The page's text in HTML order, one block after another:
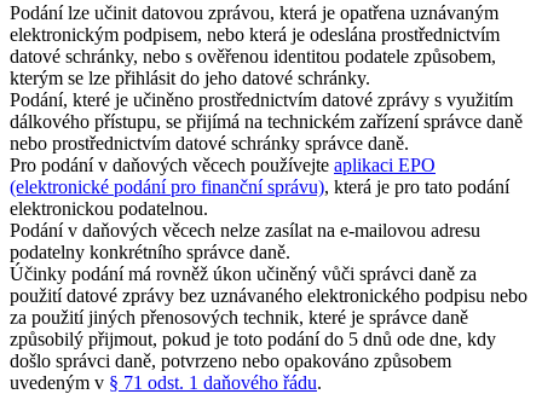
Podání lze učinit datovou zprávou, která je opatřena uznávaným
elektronickým podpisem, nebo která je odeslána prostřednictvím
datové schránky, nebo s ověřenou identitou podatele způsobem,
kterým se lze přihlásit do jeho datové schránky.
Podání, které je učiněno prostřednictvím datové zprávy s využitím
dálkového přístupu, se přijímá na technickém zařízení správce daně
nebo prostřednictvím datové schránky správce daně.
Pro podání v daňových věcech používejte aplikaci EPO
(elektronické podání pro finanční správu), která je pro tato podání
elektronickou podatelnou.
Podání v daňových věcech nelze zasílat na e-mailovou adresu
podatelny konkrétního správce daně.
Účinky podání má rovněž úkon učiněný vůči správci daně za
použití datové zprávy bez uznávaného elektronického podpisu nebo
za použití jiných přenosových technik, které je správce daně
způsobilý přijmout, pokud je toto podání do 5 dnů ode dne, kdy
došlo správci daně, potvrzeno nebo opakováno způsobem
uvedeným v § 71 odst. 1 daňového řádu.